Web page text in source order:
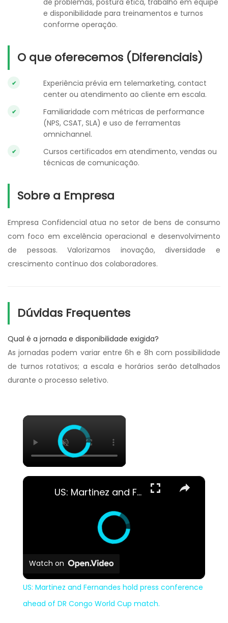
de problemas, postura ética, trabalho em equipe
e disponibilidade para treinamentos e turnos
conforme operação.
O que oferecemos (Diferenciais)
Experiência prévia em telemarketing, contact
center ou atendimento ao cliente em escala.
Familiaridade com métricas de performance
(NPS, CSAT, SLA) e uso de ferramentas
omnichannel.
Cursos certificados em atendimento, vendas ou
técnicas de comunicação.
Sobre a Empresa
Empresa Confidencial atua no setor de bens de consumo
com foco em excelência operacional e desenvolvimento
de pessoas. Valorizamos inovação, diversidade e
crescimento contínuo dos colaboradores.
Dúvidas Frequentes
Qual é a jornada e disponibilidade exigida?
As jornadas podem variar entre 6h e 8h com possibilidade
de turnos rotativos; a escala e horários serão detalhados
durante o processo seletivo.
×
×
US: Martinez and Fernandes hold press conference ahead of DR Congo World Cup match.
Watch on
US: Martinez and Fernandes hold press conference
ahead of DR Congo World Cup match.